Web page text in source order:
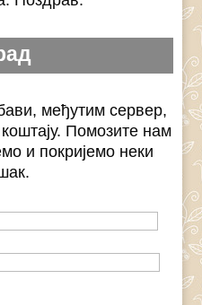
међутим сервер,
Помозите нам
и покријемо неки